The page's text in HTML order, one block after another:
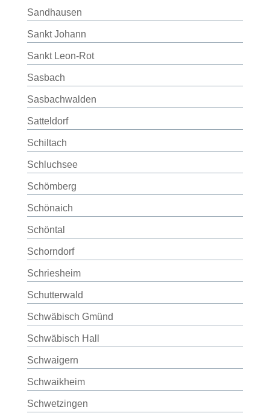
Sandhausen
Sankt Johann
Sankt Leon-Rot
Sasbach
Sasbachwalden
Satteldorf
Schiltach
Schluchsee
Schömberg
Schönaich
Schöntal
Schorndorf
Schriesheim
Schutterwald
Schwäbisch Gmünd
Schwäbisch Hall
Schwaigern
Schwaikheim
Schwetzingen